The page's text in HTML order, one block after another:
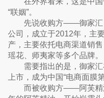
“联姻”。
先说收购方——御家汇
公司，成立于2012年，主
产，主要依托电商渠道销
瑶花、师夷家等多个品牌。
需要指出的是，御家
上市，成为中国“电商面膜第
而被收购方——阿芙精